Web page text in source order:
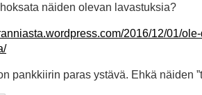
näiden olevan lavastuksia?
2016/12/01/
pankkiirin paras ystävä. Ehkä näiden